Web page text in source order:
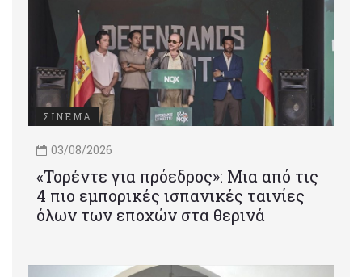
ΣΙΝΕΜΑ
03/08/2026
«Τορέντε για πρόεδρος»: Mια από τις
4 πιο εμπορικές ισπανικές ταινίες
όλων των εποχών στα θερινά